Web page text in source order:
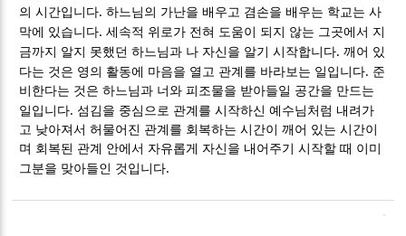
의 시간입니다.하느님의 가난을 배우고 겸손을 배우는 학교는 사
막에 있습니다.세속적 위로가 전혀 도움이 되지 않는 그곳에서 지
금까지 알지 못했던 하느님과 나 자신을 알기 시작합니다.깨어 있
다는 것은 영의 활동에 마음을 열고 관계를 바라보는 일입니다. 준
비한다는 것은 하느님과 너와 피조물을 받아들일 공간을 만드는
일입니다. 섬김을 중심으로 관계를 시작하신 예수님처럼 내려가
고 낮아져서 허물어진 관계를 회복하는 시간이 깨어 있는 시간이
며 회복된 관계 안에서 자유롭게 자신을 내어주기 시작할 때 이미
그분을 맞아들인 것입니다.